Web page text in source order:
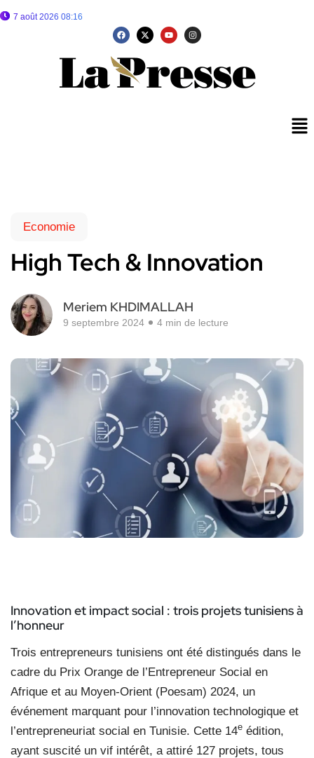
7 août 2026 08:16
Economie
High Tech & Innovation
Meriem KHDIMALLAH
9 septembre 2024 4 min de lecture
Innovation et impact social : trois projets tunisiens à
l’honneur
Trois entrepreneurs tunisiens ont été distingués dans le
cadre du Prix Orange de l’Entrepreneur Social en
Afrique et au Moyen-Orient (Poesam) 2024, un
événement marquant pour l’innovation technologique et
l’entrepreneuriat social en Tunisie. Cette 14e édition,
ayant suscité un vif intérêt, a attiré 127 projets, tous